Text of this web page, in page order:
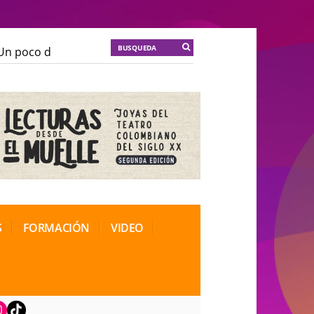
poco de locura para la cordura
Soma
de Teatro Rosa
FORMACIÓN VIDEO
TikTok